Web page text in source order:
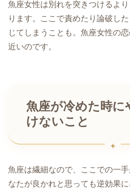
魚座女性は別れを突きつけるよ
ります。ここで責めたり論破し
じてしまうことも。魚座女性の
近いのです。
魚座が冷めた時に
けないこと
魚座は繊細なので、ここでの一
なたが良かれと思っても逆効果